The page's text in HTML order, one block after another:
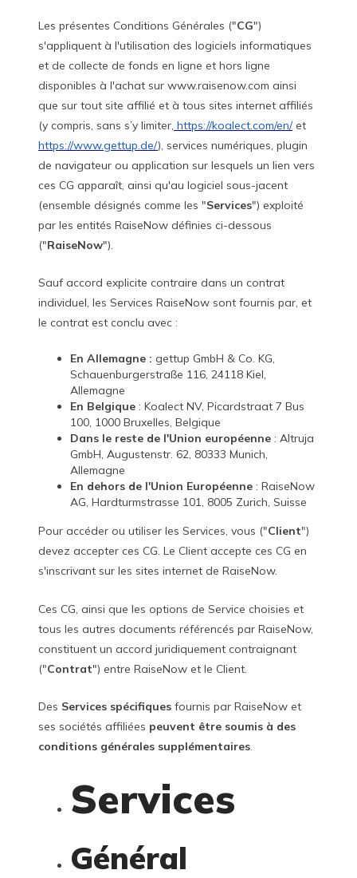
Les présentes Conditions Générales ("CG")
s'appliquent à l'utilisation des logiciels informatiques
et de collecte de fonds en ligne et hors ligne
disponibles à l'achat sur www.raisenow.com ainsi
que sur tout site affilié et à tous sites internet affiliés
(y compris, sans s’y limiter, https://koalect.com/en/et
https://www.gettup.de/), services numériques, plugin
de navigateur ou application sur lesquels un lien vers
ces CG apparaît, ainsi qu'au logiciel sous-jacent
(ensemble désignés comme les "Services") exploité
par les entités RaiseNow définies ci-dessous
("RaiseNow").
Sauf accord explicite contraire dans un contrat
individuel, les Services RaiseNow sont fournis par, et
le contrat est conclu avec :
En Allemagne : gettup GmbH & Co. KG,
Schauenburgerstraße 116, 24118 Kiel,
Allemagne
En Belgique : Koalect NV, Picardstraat 7 Bus
100, 1000 Bruxelles, Belgique
Dans le reste de l'Union européenne : Altruja
GmbH, Augustenstr. 62, 80333 Munich,
Allemagne
En dehors de l'Union Européenne : RaiseNow
AG, Hardturmstrasse 101, 8005 Zurich, Suisse
Pour accéder ou utiliser les Services, vous ("Client")
devez accepter ces CG. Le Client accepte ces CG en
s'inscrivant sur les sites internet de RaiseNow.
Ces CG, ainsi que les options de Service choisies et
tous les autres documents référencés par RaiseNow,
constituent un accord juridiquement contraignant
("Contrat") entre RaiseNow et le Client.
Des Services spécifiques fournis par RaiseNow et
ses sociétés affiliées peuvent être soumis à des
conditions générales supplémentaires.
Services
Général